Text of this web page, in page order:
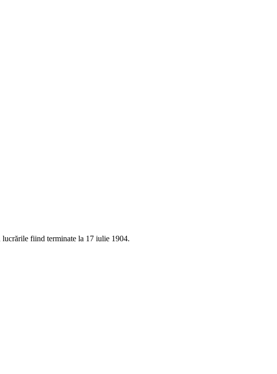
fiind terminate la 17 iulie 1904.